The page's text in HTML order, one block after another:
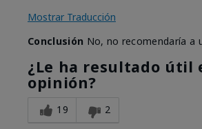
Mostrar Traducción
Conclusión No, no recomendaría a
¿Le ha resultado útil
opinión?
19 2